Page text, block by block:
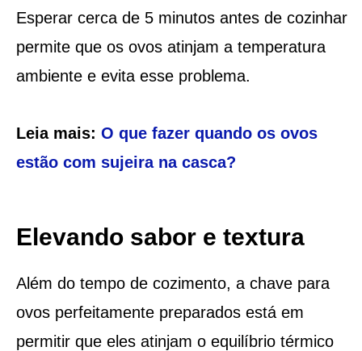
Esperar cerca de 5 minutos antes de cozinhar
permite que os ovos atinjam a temperatura
ambiente e evita esse problema.
Leia mais: O que fazer quando os ovos
estão com sujeira na casca?
Elevando sabor e textura
Além do tempo de cozimento, a chave para
ovos perfeitamente preparados está em
permitir que eles atinjam o equilíbrio térmico